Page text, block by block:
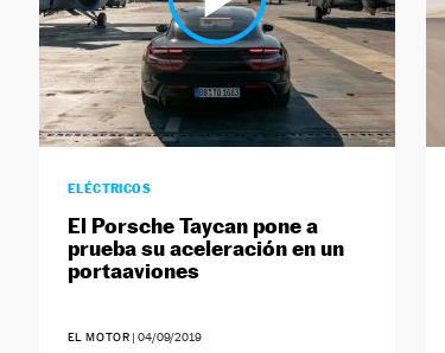
ELÉCTRICOS
El Porsche Taycan pone a
prueba su aceleración en un
portaaviones
EL MOTOR |04/09/2019